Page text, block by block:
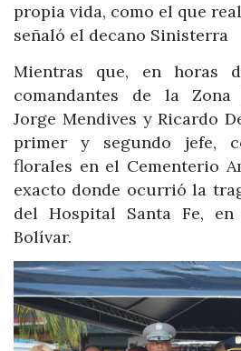
propia vida, como el que
señaló el decano Sinisterra
Mientras que, en horas
comandantes de la Zona
Jorge Mendives y Ricardo
primer y segundo jefe,
florales en el Cementerio
exacto donde ocurrió la
del Hospital Santa Fe,
Bolívar.